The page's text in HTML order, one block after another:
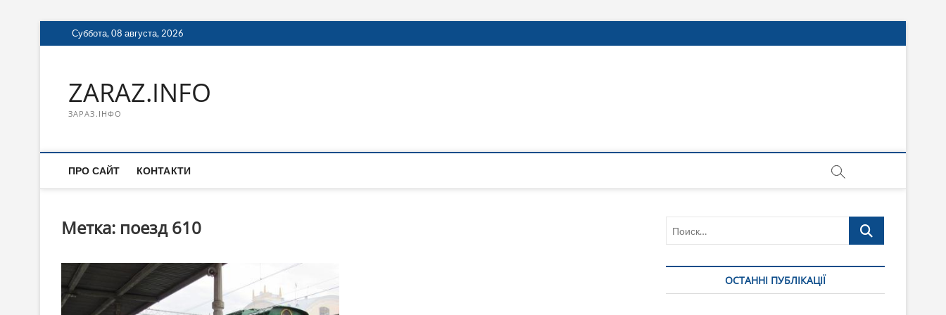
Перейти
к
Суббота, 08 августа, 2026
ZARAZ.INFO
ЗАРАЗ.ІНФО
ПРО САЙТ КОНТАКТИ
Метка: поезд 610 Поиск…
ОСТАННІ ПУБЛІКАЦІЇ